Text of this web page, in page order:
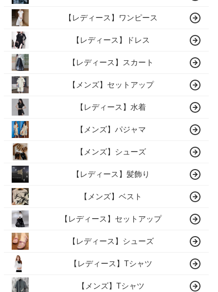
【レディース】ワンピース
【レディース】ドレス
【レディース】スカート
【メンズ】セットアップ
【レディース】水着
【メンズ】パジャマ
【メンズ】シューズ
【レディース】髪飾り
【メンズ】ベスト
【レディース】セットアップ
【レディース】シューズ
【レディース】Tシャツ
【メンズ】Tシャツ